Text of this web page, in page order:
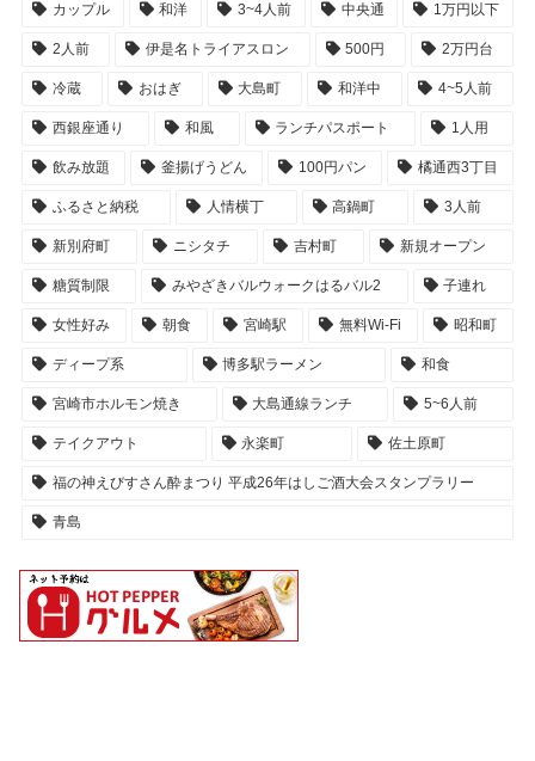
カップル 和洋 3~4人前 中央通 1万円以下
2人前 伊是名トライアスロン 500円 2万円台
冷蔵 おはぎ 大島町 和洋中 4~5人前
西銀座通り 和風 ランチパスポート 1人用
飲み放題 釜揚げうどん 100円パン 橘通西3丁目
ふるさと納税 人情横丁 高鍋町 3人前
新別府町 ニシタチ 吉村町 新規オープン
糖質制限 みやざきバルウォークはるバル2 子連れ
女性好み 朝食 宮崎駅 無料Wi-Fi 昭和町
ディープ系 博多駅ラーメン 和食
宮崎市ホルモン焼き 大島通線ランチ 5~6人前
テイクアウト 永楽町 佐土原町
福の神えびすさん酔まつり 平成26年はしご酒大会スタンプラリー
青島